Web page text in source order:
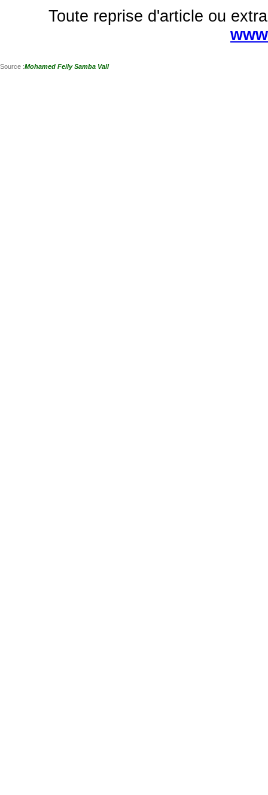
Toute reprise d'article ou
Source :Mohamed Feily Samba Vall